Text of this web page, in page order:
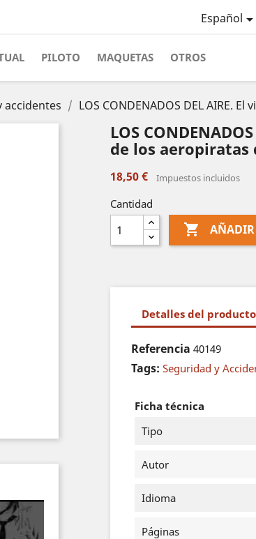
Español
PILOTO MAQUETAS OTROS
accidentes LOS CONDENADOS DEL AIRE.
LOS
de los aeropiratas
18,50 € Impuestos incluidos
Cantidad

Detalles del producto
Referencia 40149
Tags: Seguridad y
Ficha técnica
Tipo
Autor
Idioma
Páginas